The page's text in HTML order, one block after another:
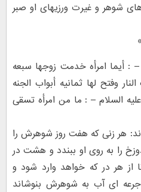
شوهر و غیرت ورزیهای او صبر
– : أیما امرأه خدمت زوجها سبعه
وفتح لها ثمانیه أبواب الجنه
السلام – : ما من امرأه تسقی
هر زنی که هفت روز شوهرش را
را به روی او ببندد و هشت در
از هر در که خواهد وارد شود و
ای آب به شوهرش بنوشاند